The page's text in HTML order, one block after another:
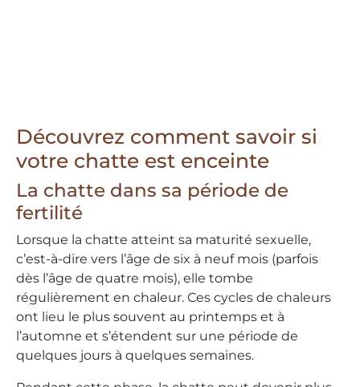
Découvrez comment savoir si
votre chatte est enceinte
La chatte dans sa période de
fertilité
Lorsque la chatte atteint sa maturité sexuelle,
c’est-à-dire vers l’âge de six à neuf mois (parfois
dès l’âge de quatre mois), elle tombe
régulièrement en chaleur. Ces cycles de chaleurs
ont lieu le plus souvent au printemps et à
l’automne et s’étendent sur une période de
quelques jours à quelques semaines.